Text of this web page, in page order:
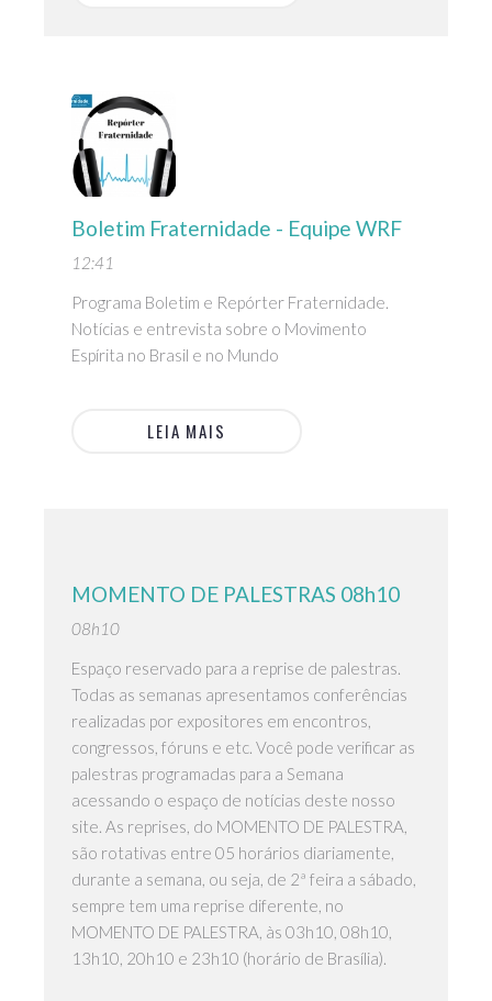
Boletim Fraternidade - Equipe WRF
12:41
Programa Boletim e Repórter Fraternidade.
Notícias e entrevista sobre o Movimento
Espírita no Brasil e no Mundo
LEIA MAIS
MOMENTO DE PALESTRAS 08h10
08h10
Espaço reservado para a reprise de palestras.
Todas as semanas apresentamos conferências
realizadas por expositores em encontros,
congressos, fóruns e etc. Você pode verificar as
palestras programadas para a Semana
acessando o espaço de notícias deste nosso
site. As reprises, do MOMENTO DE PALESTRA,
são rotativas entre 05 horários diariamente,
durante a semana, ou seja, de 2ª feira a sábado,
sempre tem uma reprise diferente, no
MOMENTO DE PALESTRA, às 03h10, 08h10,
13h10, 20h10 e 23h10 (horário de Brasília).